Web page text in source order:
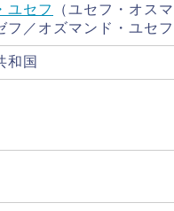
ユセフ
（ユセフ・オス
フ／オズマンド・ユセフ
和国